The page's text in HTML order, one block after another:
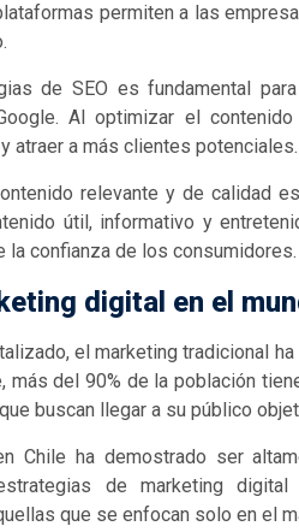
permiten a las
de SEO es fundamental
Al optimizar el
atraer a más clientes potenciales.
relevante y de calidad
útil, informativo y
la confianza de los consumidores.
digital en el
el marketing tradicional
más del 90% de la población
buscan llegar a su público
Chile ha demostrado ser
de marketing
que se enfocan solo en el